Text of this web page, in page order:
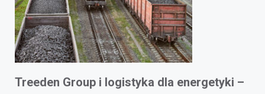
Treeden Group i logistyka dla energetyki –